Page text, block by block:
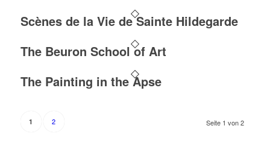
Scènes de la Vie de Sainte Hildegarde
The Beuron School of Art
The Painting in the Apse
Seite 1 von 2
1 2